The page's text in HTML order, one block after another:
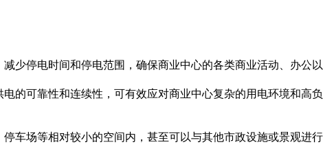
少停电时间和停电范围，确保商业中心的各类商业活动、办公以
的可靠性和连续性，可有效应对商业中心复杂的用电环境和高负
车场等相对较小的空间内，甚至可以与其他市政设施或景观进行